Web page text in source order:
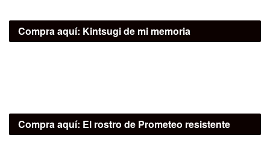
Compra aquí: Kintsugi de mi memoria
Compra aquí: El rostro de Prometeo resistente